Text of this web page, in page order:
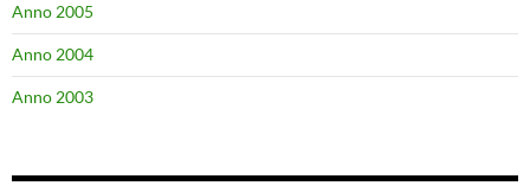
Anno 2005
Anno 2004
Anno 2003